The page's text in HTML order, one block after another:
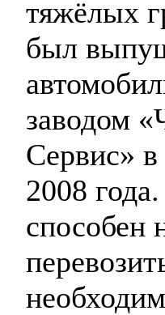
тяжёлых
был
заводом
Сервис» в
2008
способен